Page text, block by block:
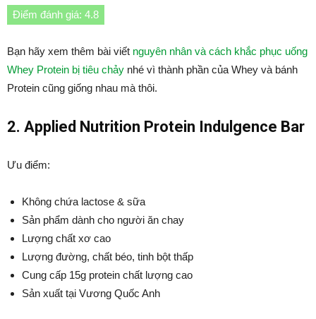
Điểm đánh giá: 4.8
Bạn hãy xem thêm bài viết nguyên nhân và cách khắc phục uống
Whey Protein bị tiêu chảy nhé vì thành phần của Whey và bánh
Protein cũng giống nhau mà thôi.
2. Applied Nutrition Protein Indulgence Bar
Ưu điểm:
Không chứa lactose & sữa
Sản phẩm dành cho người ăn chay
Lượng chất xơ cao
Lượng đường, chất béo, tinh bột thấp
Cung cấp 15g protein chất lượng cao
Sản xuất tại Vương Quốc Anh